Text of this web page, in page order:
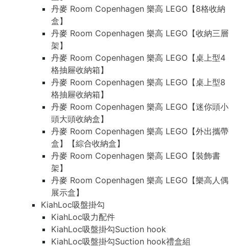
丹麥 Room Copenhagen 樂高 LEGO【8格收納
盒】
丹麥 Room Copenhagen 樂高 LEGO【收納三層
架】
丹麥 Room Copenhagen 樂高 LEGO【桌上型4
格抽屜收納箱】
丹麥 Room Copenhagen 樂高 LEGO【桌上型8
格抽屜收納箱】
丹麥 Room Copenhagen 樂高 LEGO【迷你頭小
頭大頭收納盒】
丹麥 Room Copenhagen 樂高 LEGO【外出攜帶
盒】【綜合收納盒】
丹麥 Room Copenhagen 樂高 LEGO【裝飾書
架】
丹麥 Room Copenhagen 樂高 LEGO【樂高人偶
展示盒】
KiahLoc吸盤掛勾
KiahLoc吸力配件
KiahLoc吸盤掛勾Suction hook
KiahLoc吸盤掛勾Suction hook禮盒組